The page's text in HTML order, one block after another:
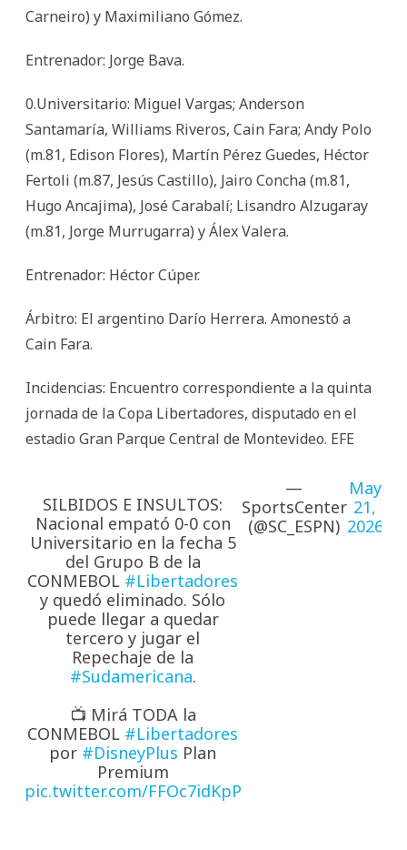
Carneiro) y Maximiliano Gómez.
Entrenador: Jorge Bava.
0.Universitario: Miguel Vargas; Anderson
Santamaría, Williams Riveros, Cain Fara; Andy Polo
(m.81, Edison Flores), Martín Pérez Guedes, Héctor
Fertoli (m.87, Jesús Castillo), Jairo Concha (m.81,
Hugo Ancajima), José Carabalí; Lisandro Alzugaray
(m.81, Jorge Murrugarra) y Álex Valera.
Entrenador: Héctor Cúper.
Árbitro: El argentino Darío Herrera. Amonestó a
Cain Fara.
Incidencias: Encuentro correspondiente a la quinta
jornada de la Copa Libertadores, disputado en el
estadio Gran Parque Central de Montevideo. EFE
SILBIDOS E INSULTOS:
Nacional empató 0-0 con
Universitario en la fecha 5
del Grupo B de la
CONMEBOL #Libertadores
y quedó eliminado. Sólo
puede llegar a quedar
tercero y jugar el
Repechaje de la
#Sudamericana.
📺 Mirá TODA la
CONMEBOL #Libertadores
por #DisneyPlus Plan
Premium
pic.twitter.com/FFOc7idKpP
—
SportsCenter
(@SC_ESPN)
May
21,
2026